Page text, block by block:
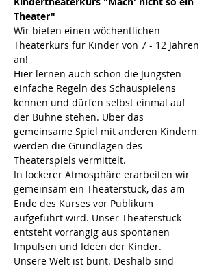
Theater"
Wir bieten einen wöchentlichen
Theaterkurs für Kinder von 7 - 12 Jahren
an!
Hier lernen auch schon die Jüngsten
einfache Regeln des Schauspielens
kennen und dürfen selbst einmal auf
der Bühne stehen. Über das
gemeinsame Spiel mit anderen Kindern
werden die Grundlagen des
Theaterspiels vermittelt.
In lockerer Atmosphäre erarbeiten wir
gemeinsam ein Theaterstück, das am
Ende des Kurses vor Publikum
aufgeführt wird. Unser Theaterstück
entsteht vorrangig aus spontanen
Impulsen und Ideen der Kinder.
Unsere Welt ist bunt. Deshalb sind